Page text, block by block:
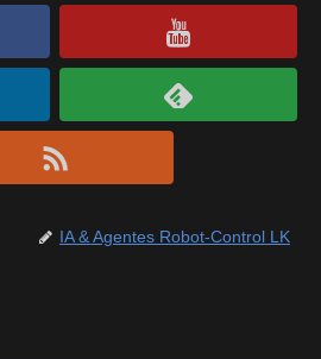
IA & Agentes Robot-Control LK